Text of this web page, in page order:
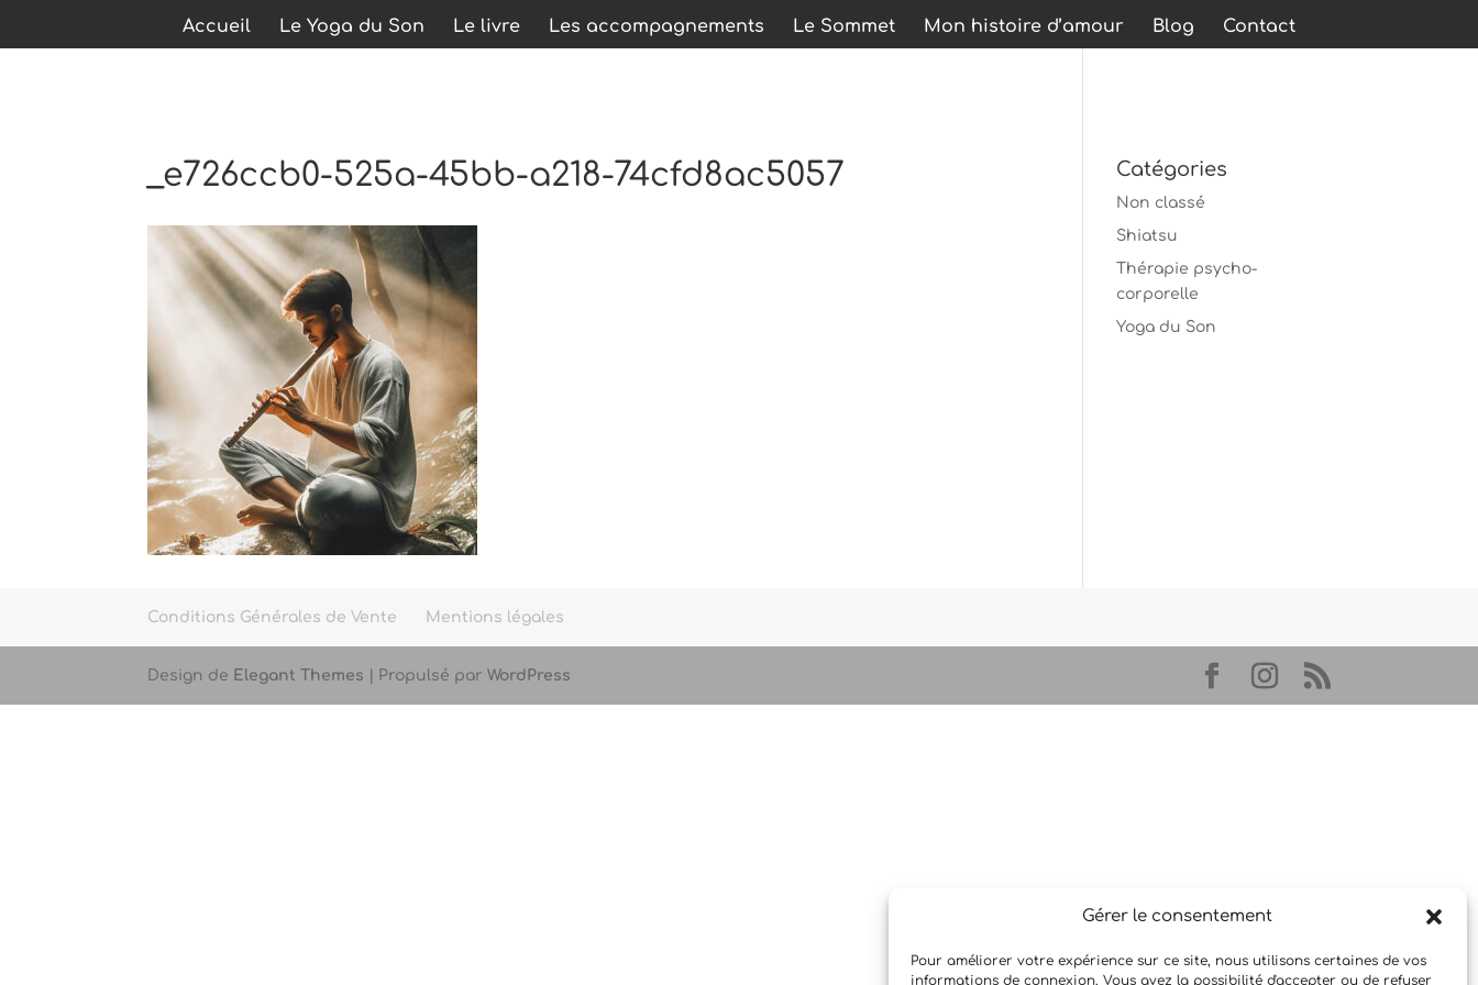
Gérer le consentement
Pour améliorer votre expérience sur ce site, nous utilisons certaines de vos
informations de connexion. Vous avez la possibilité d'accepter ou de refuser
Accueil Le Yoga du Son Le livre Les accompagnements Le Sommet Mon histoire d’amour Blog Contact
_e726ccb0-525a-45bb-a218-74cfd8ac5057 Catégories
Non classé
Shiatsu
Thérapie psycho-
corporelle
Yoga du Son
Conditions Générales de Vente Mentions légales
Design de Elegant Themes | Propulsé parWordPress